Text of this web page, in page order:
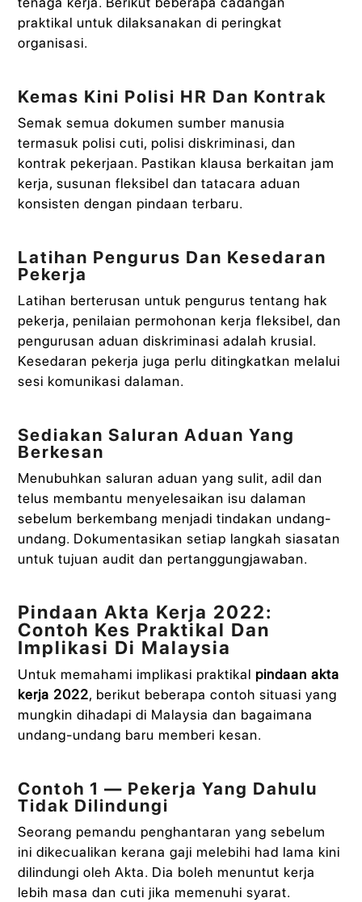
praktikal untuk dilaksanakan di peringkat
organisasi.
Kemas Kini Polisi HR Dan Kontrak
Semak semua dokumen sumber manusia
termasuk polisi cuti, polisi diskriminasi, dan
kontrak pekerjaan. Pastikan klausa berkaitan jam
kerja, susunan fleksibel dan tatacara aduan
konsisten dengan pindaan terbaru.
Latihan Pengurus Dan Kesedaran
Pekerja
Latihan berterusan untuk pengurus tentang hak
pekerja, penilaian permohonan kerja fleksibel, dan
pengurusan aduan diskriminasi adalah krusial.
Kesedaran pekerja juga perlu ditingkatkan melalui
sesi komunikasi dalaman.
Sediakan Saluran Aduan Yang
Berkesan
Menubuhkan saluran aduan yang sulit, adil dan
telus membantu menyelesaikan isu dalaman
sebelum berkembang menjadi tindakan undang-
undang. Dokumentasikan setiap langkah siasatan
untuk tujuan audit dan pertanggungjawaban.
Pindaan Akta Kerja 2022:
Contoh Kes Praktikal Dan
Implikasi Di Malaysia
Untuk memahami implikasi praktikal pindaan akta
kerja 2022, berikut beberapa contoh situasi yang
mungkin dihadapi di Malaysia dan bagaimana
undang-undang baru memberi kesan.
Contoh 1 — Pekerja Yang Dahulu
Tidak Dilindungi
Seorang pemandu penghantaran yang sebelum
ini dikecualikan kerana gaji melebihi had lama kini
dilindungi oleh Akta. Dia boleh menuntut kerja
lebih masa dan cuti jika memenuhi syarat.